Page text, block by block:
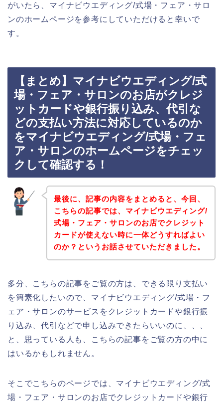
がいたら、マイナビウエディング/式場・フェア・サロ
ンのホームページを参考にしていただけると幸いで
す。
【まとめ】マイナビウエディング/式
場・フェア・サロンのお店がクレジ
ットカードや銀行振り込み、代引な
どの支払い方法に対応しているのか
をマイナビウエディング/式場・フェ
ア・サロンのホームページをチェッ
クして確認する！
最後に、記事の内容をまとめると、今回、
こちらの記事では、マイナビウエディング/
式場・フェア・サロンのお店でクレジット
カードが使えない時に一体どうすればよい
のか？というお話させていただきました。
多分、こちらの記事をご覧の方は、できる限り支払い
を簡素化したいので、マイナビウエディング/式場・フ
ェア・サロンのサービスをクレジットカードや銀行振
り込み、代引などで申し込みできたらいいのに、、、
と、思っている人も、こちらの記事をご覧の方の中に
はいるかもしれません。
そこでこちらのページでは、マイナビウエディング/式
場・フェア・サロンのお店でクレジットカードや銀行